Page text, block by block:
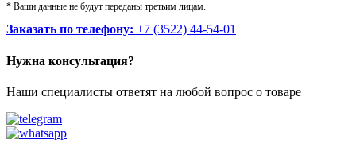
* Ваши данные не будут переданы третьим лицам.
Заказать по телефону: +7 (3522) 44-54-01
Нужна консультация?
Наши специалисты ответят на любой вопрос о товаре